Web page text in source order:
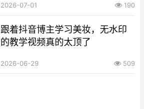
2026-07-01 190
跟着抖音博主学习美妆，无水印
的教学视频真的太顶了
2026-06-29 509